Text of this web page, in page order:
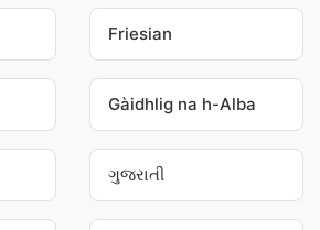
Friesian
Gàidhlig na h-Alba
ગુજરાતી